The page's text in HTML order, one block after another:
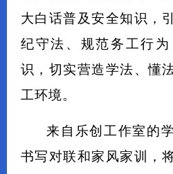
大白话普及安全知识，
纪守法、规范务工行
识，切实营造学法、懂
工环境。
来自乐创工作室的
书写对联和家风家训，